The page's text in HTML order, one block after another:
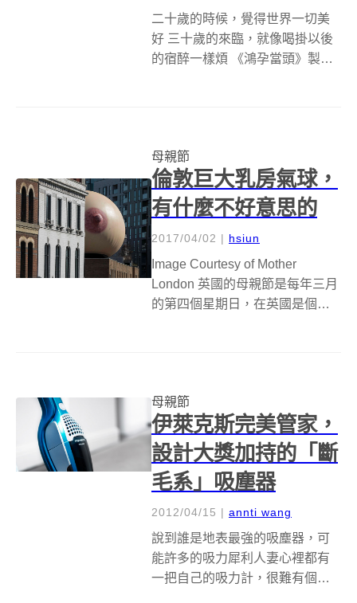
二十歲的時候，覺得世界一切美
好 三十歲的來臨，就像喝掛以後
的宿醉一樣煩 《鴻孕當頭》製作
誌》、《一日一生》等叫好叫座
的話題作品，這...
母親節
倫敦巨大乳房氣球，
有什麼不好意思的
2017/04/02 | hsiun
Image Courtesy of Mother
London 英國的母親節是每年三月
的第四個星期日，在英國是個重
母親節
伊萊克斯完美管家，
設計大獎加持的「斷
毛系」吸塵器
2012/04/15 | annti wang
說到誰是地表最強的吸塵器，可
能許多的吸力犀利人妻心裡都有
一把自己的吸力計，很難有個定